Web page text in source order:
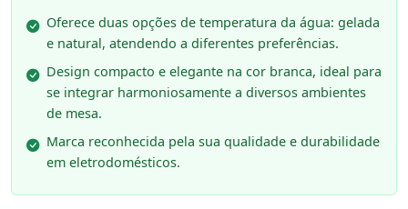
Oferece duas opções de temperatura da água: gelada
e natural, atendendo a diferentes preferências.
Design compacto e elegante na cor branca, ideal para
se integrar harmoniosamente a diversos ambientes
de mesa.
Marca reconhecida pela sua qualidade e durabilidade
em eletrodomésticos.